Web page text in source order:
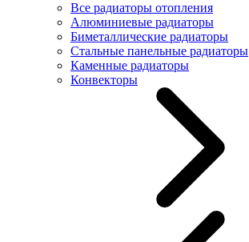
Все радиаторы отопления
Алюминиевые радиаторы
Биметаллические радиаторы
Стальные панельные радиаторы
Каменные радиаторы
Конвекторы